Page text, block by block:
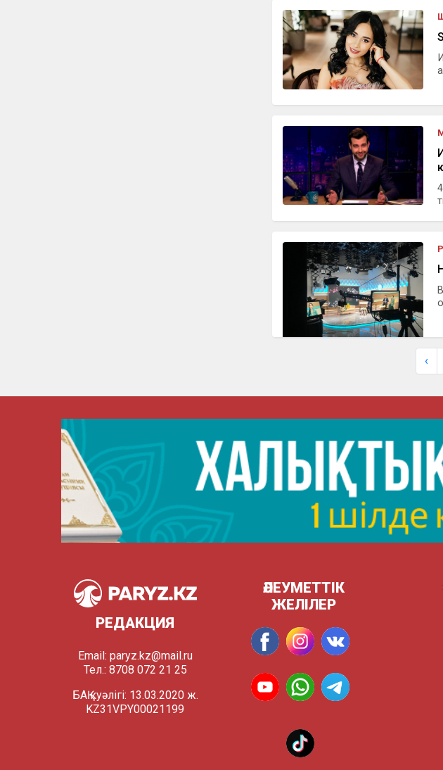
‹
РЕДАКЦИЯ
Email: paryz.kz@mail.ru
Тел.: 8708 072 21 25
БАҚ куәлігі: 13.03.2020 ж.
KZ31VPY00021199
ӘЛЕУМЕТТІК
ЖЕЛІЛЕР